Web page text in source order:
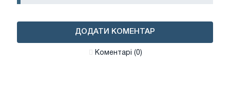
ДОДАТИ КОМЕНТАР
Коментарі (0)